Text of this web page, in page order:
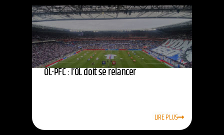
OL-PFC : l’OL doit se relancer
LIRE PLUS